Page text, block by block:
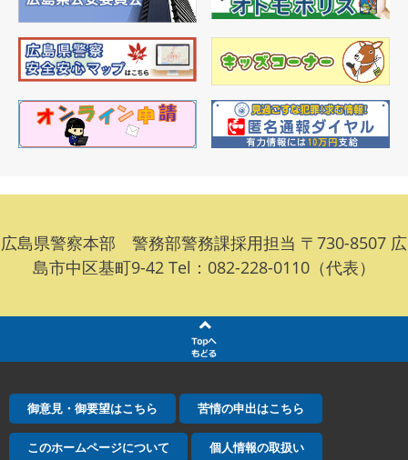
広島県警察本部 警務部警務課採用担当 〒730-8507 広
島市中区基町9-42 Tel：082-228-0110（代表）
御意見・御要望はこちら 苦情の申出はこちら
このホームページについて 個人情報の取扱い